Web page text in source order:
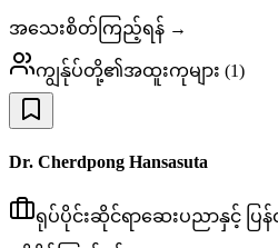
အသေးစိတ်ကြည့်ရန် →
ကျွန်ုပ်တို့၏အထူးကုများ (1)
Dr. Cherdpong Hansasuta
ရုပ်ပိုင်းဆိုင်ရာဆေးပညာနှင့် ပြ